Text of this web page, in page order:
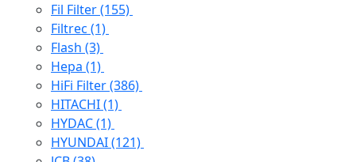
Fil Filter(155)
Filtrec (1)
Flash (3)
Hepa (1)
HiFi Filter(386)
HITACHI(1)
HYDAC(1)
HYUNDAI(121)